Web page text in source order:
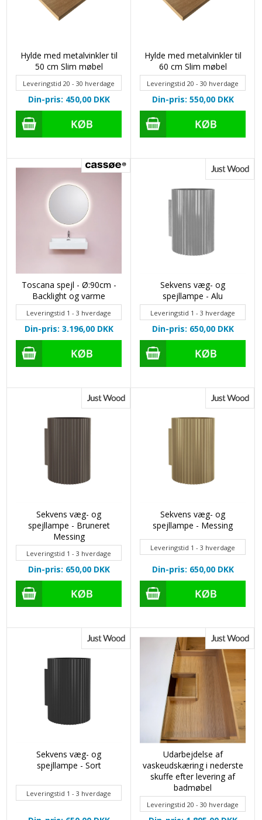
Hylde med metalvinkler til
50 cm Slim møbel
Leveringstid 20 - 30 hverdage
Din-pris: 450,00 DKK
Hylde med metalvinkler til
60 cm Slim møbel
Leveringstid 20 - 30 hverdage
Din-pris: 550,00 DKK
Toscana spejl - Ø:90cm -
Backlight og varme
Leveringstid 1 - 3 hverdage
Din-pris: 3.196,00 DKK
Sekvens væg- og
spejllampe - Alu
Leveringstid 1 - 3 hverdage
Din-pris: 650,00 DKK
Sekvens væg- og
spejllampe - Bruneret
Messing
Leveringstid 1 - 3 hverdage
Din-pris: 650,00 DKK
Sekvens væg- og
spejllampe - Messing
Leveringstid 1 - 3 hverdage
Din-pris: 650,00 DKK
Sekvens væg- og
spejllampe - Sort
Leveringstid 1 - 3 hverdage
Udarbejdelse af
vaskeudskæring i nederste
skuffe efter levering af
badmøbel
Leveringstid 20 - 30 hverdage